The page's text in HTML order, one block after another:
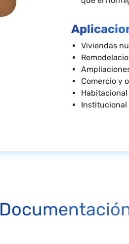
Viviendas
Comercio y
Habitacional
Institucional